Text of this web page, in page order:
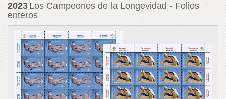
2023 Los Campeones de la Longevidad - Folios
enteros